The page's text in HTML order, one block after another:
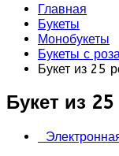
Главная
Букеты
Монобукеты
Букеты с
Букет из 25
Букет из